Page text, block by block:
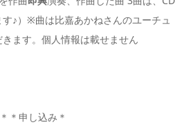
♪）※曲は比嘉あかねさんのユーチュ
ます。個人情報は載せません
＊申し込み＊